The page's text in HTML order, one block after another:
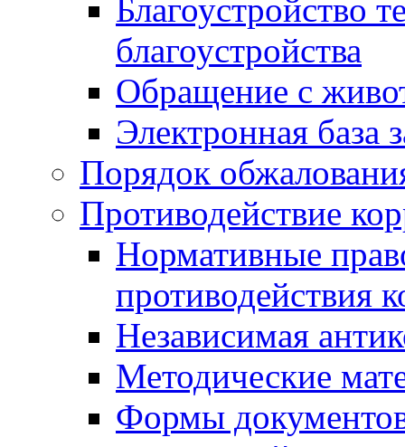
Благоустройство
благоустройства
Обращение с
Электронная база
Порядок
Противодействие
Нормативные
противодействия
Независимая
Методические
Формы